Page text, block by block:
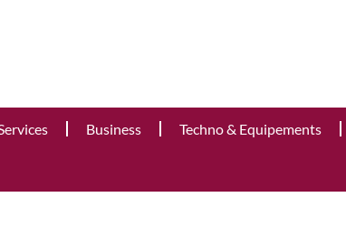
Business Techno & Equipements